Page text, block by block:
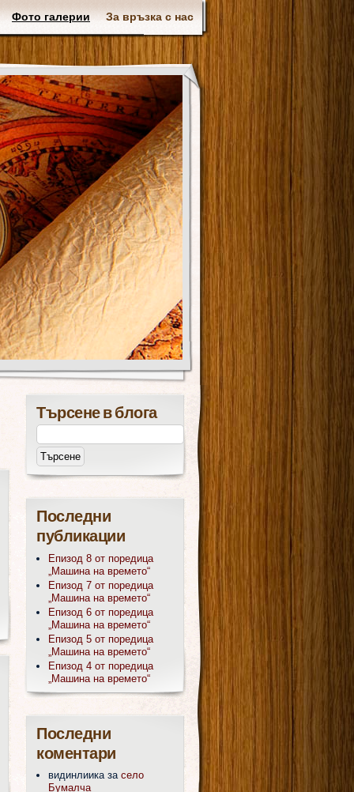
Фото галерии За връзка с нас
Търсене в блога
Последни
публикации
Епизод 8 от поредица
„Машина на времето“
Епизод 7 от поредица
„Машина на времето“
Епизод 6 от поредица
„Машина на времето“
Епизод 5 от поредица
„Машина на времето“
Епизод 4 от поредица
„Машина на времето“
Последни
коментари
видинлииказа село
Бумалча